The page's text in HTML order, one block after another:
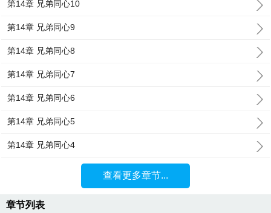
第14章 兄弟同心10
第14章 兄弟同心9
第14章 兄弟同心8
第14章 兄弟同心7
第14章 兄弟同心6
第14章 兄弟同心5
第14章 兄弟同心4
查看更多章节...
章节列表